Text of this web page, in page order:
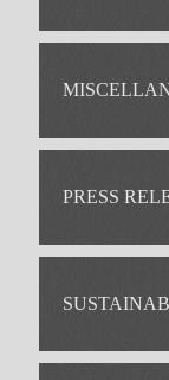
PRESS